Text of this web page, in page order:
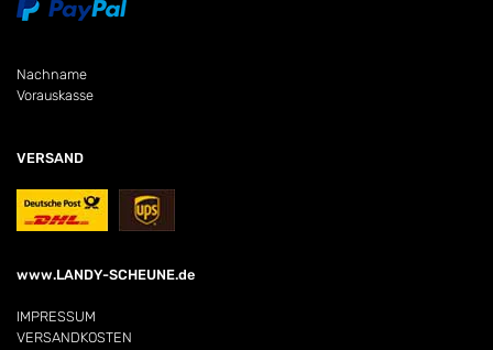
Nachname
Vorauskasse
VERSAND
www.LANDY-SCHEUNE.de
IMPRESSUM
VERSANDKOSTEN